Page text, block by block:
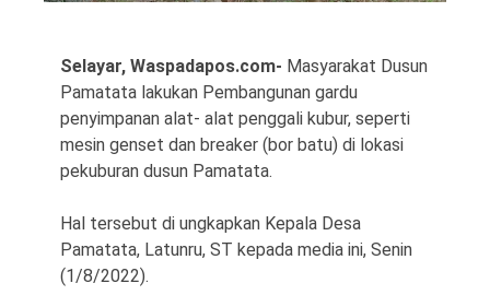
Selayar, Waspadapos.com- Masyarakat Dusun
Pamatata lakukan Pembangunan gardu
penyimpanan alat- alat penggali kubur, seperti
mesin genset dan breaker (bor batu) di lokasi
pekuburan dusun Pamatata.
Hal tersebut di ungkapkan Kepala Desa
Pamatata, Latunru, ST kepada media ini, Senin
(1/8/2022).